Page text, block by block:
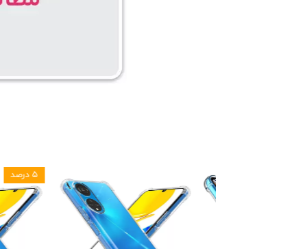
۵ درصد